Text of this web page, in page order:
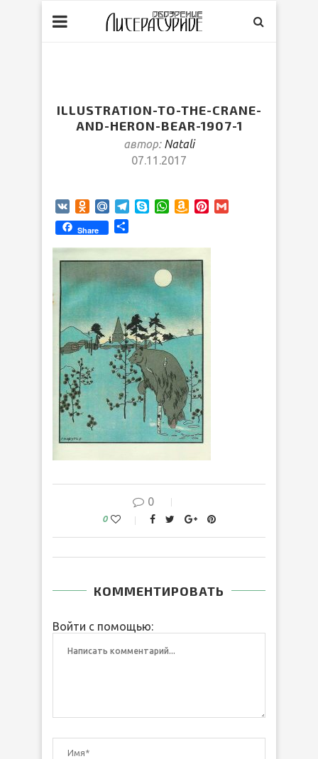
ILLUSTRATION-TO-THE-CRANE-
AND-HERON-BEAR-1907-1
автор: Natali
07.11.2017
VK Odnoklassniki
Mail.RuTelegram
SkypeWhatsApp
AmazonPinterest
Share
0
0
КОММЕНТИРОВАТЬ
Войти с помощью: